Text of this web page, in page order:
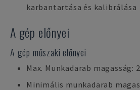
karbantartása és kalibrálása
A gép előnyei
A gép műszaki előnyei
Max. Munkadarab magasság:
Minimális munkadarab